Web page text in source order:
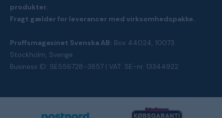
produkter.
Fragt gælder for leverancer med virksomhedspakke.
Proffsmagasinet Svenska AB: Box 44024, 10073
Stockholm, Sverige
Business ID: SE556728-3857 | VAT: SE-nr. 13344922